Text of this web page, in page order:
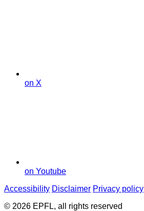
on X
on Youtube
Accessibility Disclaimer Privacy policy
© 2026 EPFL, all rights reserved